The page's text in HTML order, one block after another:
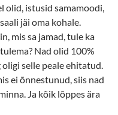
olid, istusid samamoodi,
jäi oma kohale.
mis sa jamad, tule ka
Nad olid 100%
selle peale ehitatud.
ei õnnestunud, siis nad
Ja kõik lõppes ära